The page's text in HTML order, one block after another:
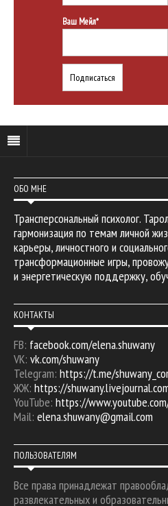
Ваш Мейл*
ОБО МНЕ
Трансперсональный психолог.
гармонизация по темам личной
карьеры, личностного и
трансформационные игры,
и энергетическую поддержку,
КОНТАКТЫ
FB: facebook.com/elena.shuwany
VK: vk.com/shuwany
Telegram: https://t.me/
ЖЖ: https://
YouTube: https://
Mail: elena.shuwany@gmail.com
ПОЛЬЗОВАТЕЛЯМ
Все права принадлежат
развлекательных и